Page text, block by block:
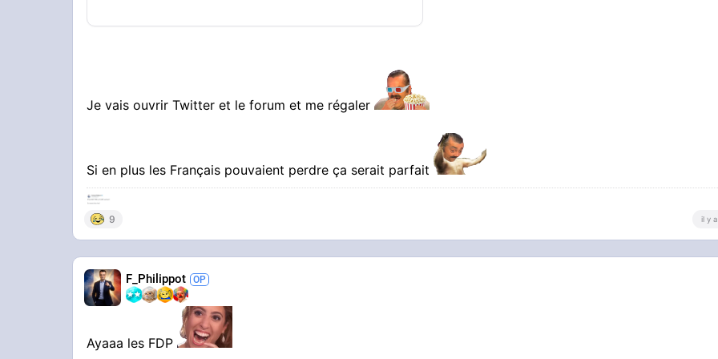
Je vais ouvrir Twitter et le forum et me régaler
Si en plus les Français pouvaient perdre ça serait parfait
9 il y
F_Philippot
Ayaaa les FDP